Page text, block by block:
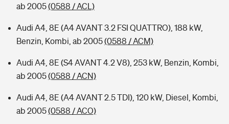
ab 2005(0588 / ACL)
Audi A4, 8E (A4 AVANT 3.2 FSI QUATTRO), 188 kW,
Benzin, Kombi, ab 2005(0588 / ACM)
Audi A4, 8E (S4 AVANT 4.2 V8), 253 kW, Benzin, Kombi,
ab 2005(0588 / ACN)
Audi A4, 8E (A4 AVANT 2.5 TDI), 120 kW, Diesel, Kombi,
ab 2005(0588 / ACO)